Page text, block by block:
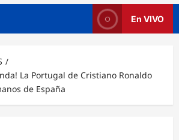
En VIVO
La Portugal de Cristiano Ronaldo
de España